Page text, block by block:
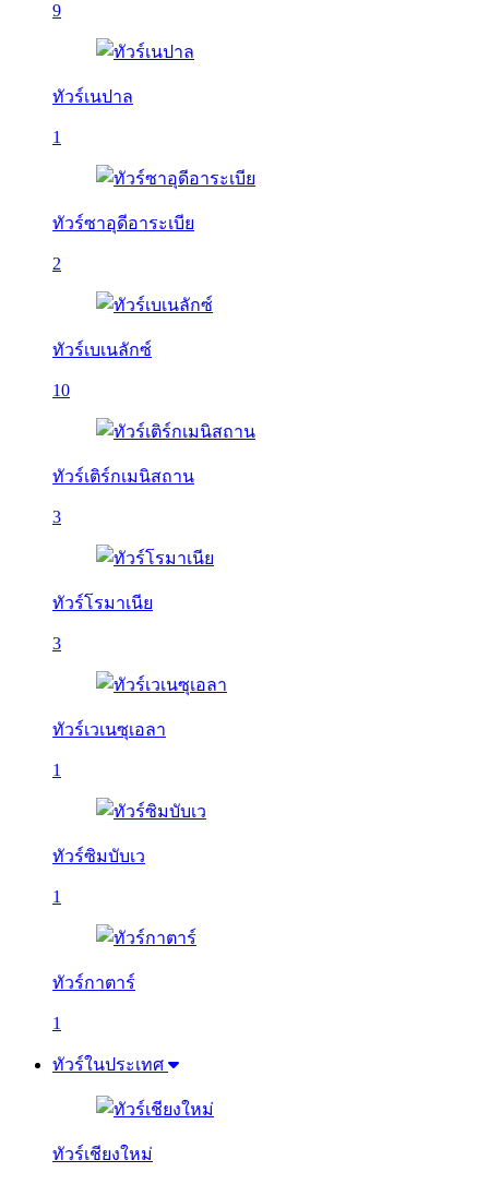
9
ทัวร์เนปาล
1
ทัวร์ซาอุดีอาระเบีย
2
ทัวร์เบเนลักซ์
10
ทัวร์เติร์กเมนิสถาน
3
ทัวร์โรมาเนีย
3
ทัวร์เวเนซุเอลา
1
ทัวร์ซิมบับเว
1
ทัวร์กาตาร์
1
ทัวร์ในประเทศ
ทัวร์เชียงใหม่